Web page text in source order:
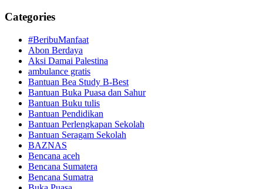
Categories
#BeribuManfaat
Abon Berdaya
Aksi Damai Palestina
ambulance gratis
Bantuan Bea Study B-Best
Bantuan Buka Puasa dan Sahur
Bantuan Buku tulis
Bantuan Pendidikan
Bantuan Perlengkapan Sekolah
Bantuan Seragam Sekolah
BAZNAS
Bencana aceh
Bencana Sumatera
Bencana Sumatra